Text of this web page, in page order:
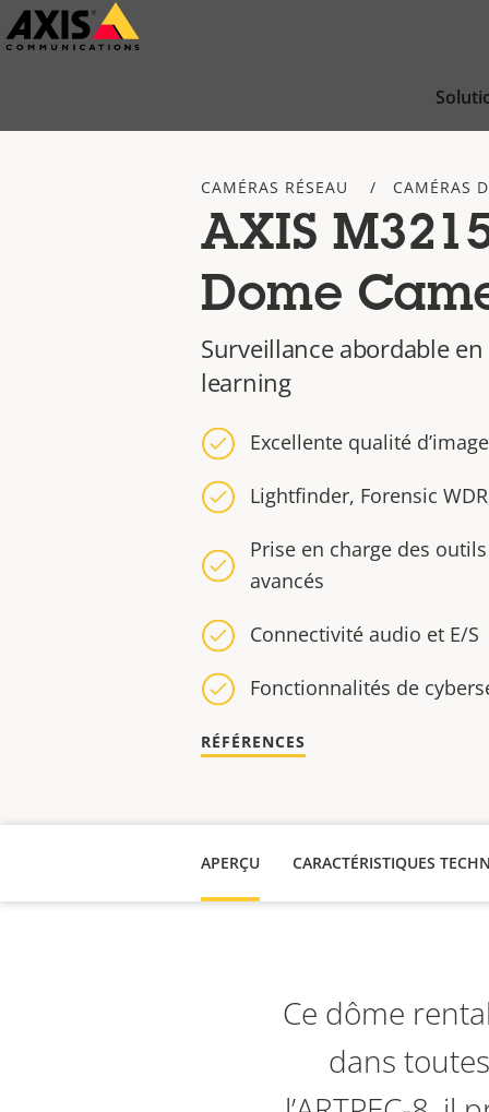
Passer
au
CAMÉRAS RÉSEAU CAMÉRAS
AXIS
Dome
Surveillance abordable
learning
Excellente qualité
Lightfinder, Forensic
Prise en charge des
avancés
Connectivité audio et E/S
Fonctionnalités de
RÉFÉRENCES
APERÇU CARACTÉRISTIQUES
Ce dôme
dans